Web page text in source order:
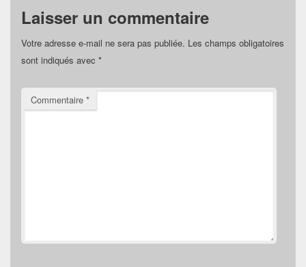
Laisser un commentaire
Votre adresse e-mail ne sera pas publiée. Les champs obligatoires
sont indiqués avec *
Commentaire *